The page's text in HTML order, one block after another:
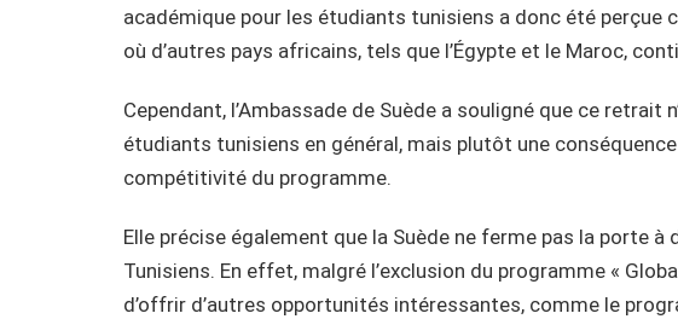
académique pour les étudiants tunisiens a donc été perçue
où d’autres pays africains, tels que l’Égypte et le Maroc,
Cependant, l’Ambassade de Suède a souligné que ce retrait
étudiants tunisiens en général, mais plutôt une
compétitivité du programme.
Elle précise également que la Suède ne ferme pas la porte à
Tunisiens. En effet, malgré l’exclusion du programme «
d’offrir d’autres opportunités intéressantes, comme le